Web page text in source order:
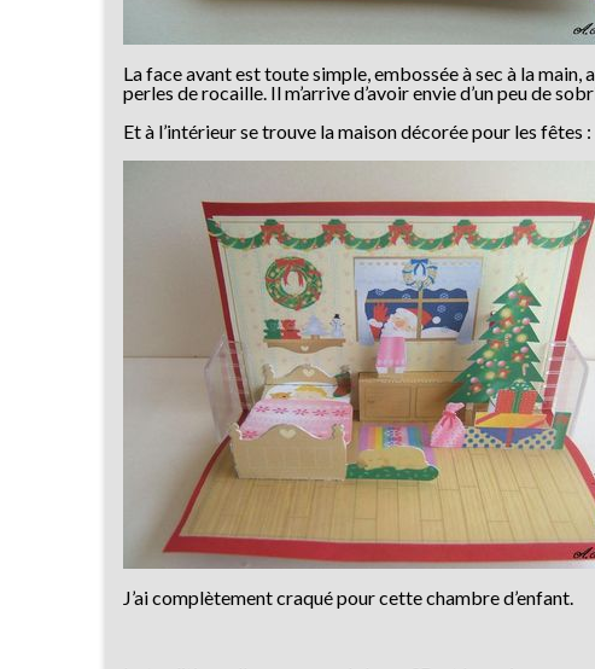
La face avant est toute simple, embossée à sec à la
perles de rocaille. Il m’arrive d’avoir envie d’un peu de
Et à l’intérieur se trouve la maison décorée pour les fêtes :
J’ai complètement craqué pour cette chambre d’enfant.